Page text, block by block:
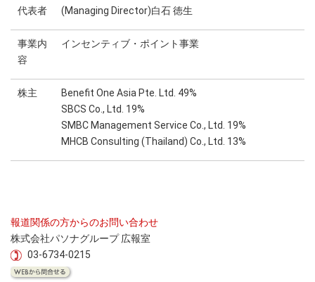
代表者 (Managing Director)白石 徳生
事業内
容
インセンティブ・ポイント事業
株主
Benefit One Asia Pte. Ltd. 49%
SBCS Co., Ltd. 19%
SMBC Management Service Co., Ltd. 19%
MHCB Consulting (Thailand) Co., Ltd. 13%
報道関係の方からのお問い合わせ
株式会社パソナグループ 広報室
03-6734-0215